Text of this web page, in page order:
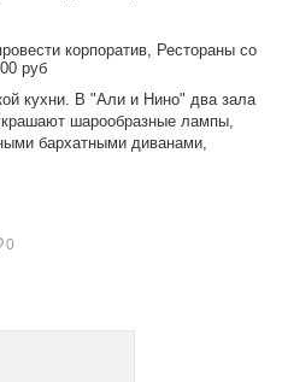
корпоратив, Рестораны со
руб
кухни. В "Али и Нино" два зала
шарообразные лампы,
бархатными диванами,
0